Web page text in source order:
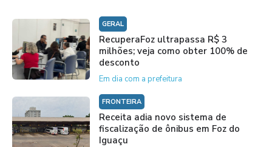
GERAL
RecuperaFoz ultrapassa R$ 3
milhões; veja como obter 100% de
desconto
Em dia com a prefeitura
FRONTEIRA
Receita adia novo sistema de
fiscalização de ônibus em Foz do
Iguaçu